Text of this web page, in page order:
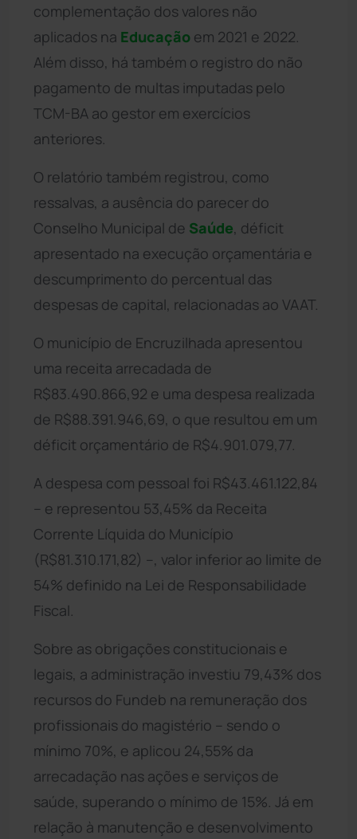
complementação dos valores não
aplicados na Educação em 2021 e 2022.
Além disso, há também o registro do não
pagamento de multas imputadas pelo
TCM-BA ao gestor em exercícios
anteriores.
O relatório também registrou, como
ressalvas, a ausência do parecer do
Conselho Municipal de Saúde, déficit
apresentado na execução orçamentária e
descumprimento do percentual das
despesas de capital, relacionadas ao VAAT.
O município de Encruzilhada apresentou
uma receita arrecadada de
R$83.490.866,92 e uma despesa realizada
de R$88.391.946,69, o que resultou em um
déficit orçamentário de R$4.901.079,77.
A despesa com pessoal foi R$43.461.122,84
– e representou 53,45% da Receita
Corrente Líquida do Município
(R$81.310.171,82) –, valor inferior ao limite de
54% definido na Lei de Responsabilidade
Fiscal.
Sobre as obrigações constitucionais e
legais, a administração investiu 79,43% dos
recursos do Fundeb na remuneração dos
profissionais do magistério – sendo o
mínimo 70%, e aplicou 24,55% da
arrecadação nas ações e serviços de
saúde, superando o mínimo de 15%. Já em
relação à manutenção e desenvolvimento